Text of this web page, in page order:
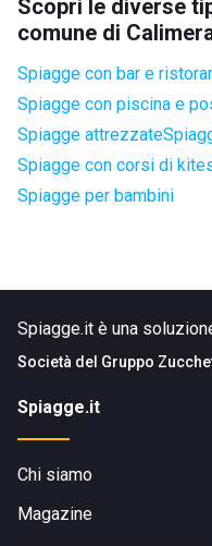
Scopri le diverse
comune di
Spiagge con bar e
Spiagge con piscina e
Spiagge attrezzate
Spiagge con corsi di
Spiagge per bambini
Spiagge.it è una
Società del Gruppo
Spiagge.it
Chi siamo
Magazine